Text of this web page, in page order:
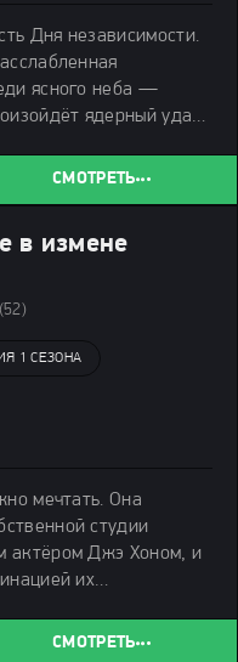
Дня независимости.
ясного неба —
ядерный удар.
только трёх
СМОТРЕТЬ
в измене
(52)
1 СЕЗОНА
мечтать. Она
студии
актёром Джэ Хоном, и
их
СМОТРЕТЬ